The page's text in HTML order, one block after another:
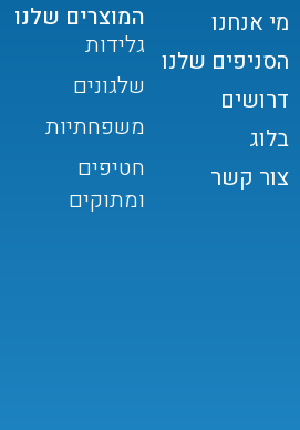
מי אנחנו
הסניפים שלנו
דרושים
בלוג
צור קשר
המוצרים שלנו
גלידות
שלגונים
משפחתיות
חטיפים
ומתוקים